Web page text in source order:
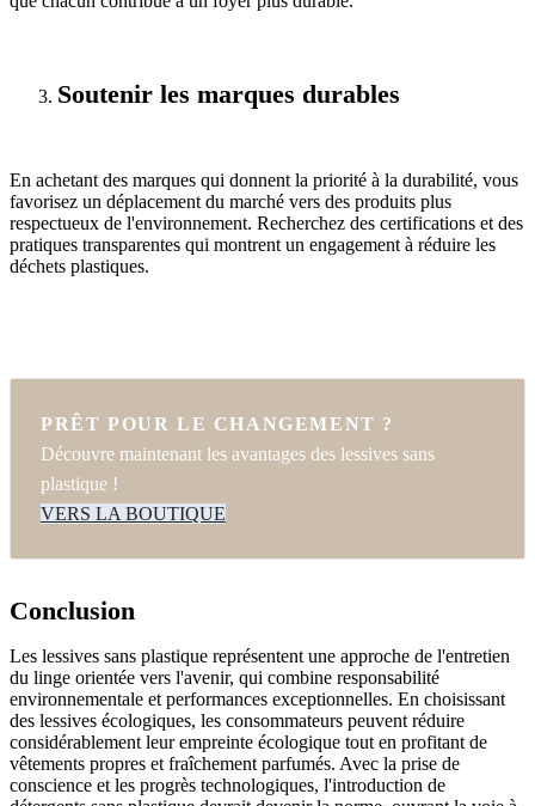
Soutenir les marques durables
En achetant des marques qui donnent la priorité à la durabilité, vous
favorisez un déplacement du marché vers des produits plus
respectueux de l'environnement. Recherchez des certifications et des
pratiques transparentes qui montrent un engagement à réduire les
déchets plastiques.
PRÊT POUR LE CHANGEMENT ?
Découvre maintenant les avantages des lessives sans
plastique !
VERS LA BOUTIQUE
Conclusion
Les lessives sans plastique représentent une approche de l'entretien
du linge orientée vers l'avenir, qui combine responsabilité
environnementale et performances exceptionnelles. En choisissant
des lessives écologiques, les consommateurs peuvent réduire
considérablement leur empreinte écologique tout en profitant de
vêtements propres et fraîchement parfumés. Avec la prise de
conscience et les progrès technologiques, l'introduction de